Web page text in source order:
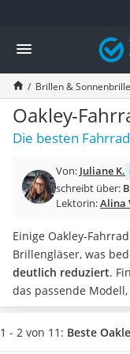
Die beliebtesten
Mode
Boxershorts
Cellulite-Leggings
Herrensocken
Polarisierte Sonnenbrille
Hausschuhe Herren
Suunto-Uhr
Überzieh-Sonnenbrille
Sneaker Herren
Geldbörse Herren
Knirps-Regenschirm
Periodenunterwäsche
RFID-Schutzkarte
Motorradbrillen
Brillen &
Oakley-
Die besten
Von: Juliane K.
schreibt über:
Lektorin:Alina
Einige Oakley-
Brillengläser, was
deutlich reduziert.
das passende
unseren Vergleich
Sie jetzt eine
1 - 2 von 11: Beste